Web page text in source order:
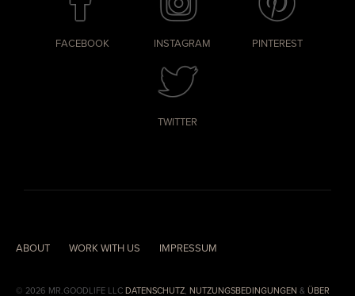
FACEBOOK INSTAGRAM PINTEREST
TWITTER
ABOUT WORK WITH US IMPRESSUM
© 2026 MR.GOODLIFE LLC DATENSCHUTZ, NUTZUNGSBEDINGUNGEN & ÜBER